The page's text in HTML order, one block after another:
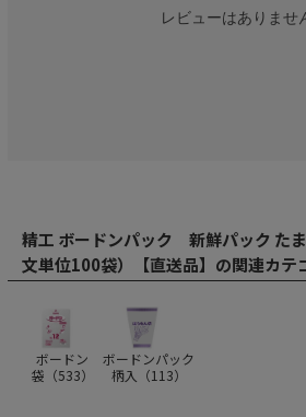
レビューはありませ
精工 ボードンパック 新鮮パック た
文単位100袋）【直送品】の関連カテ
ボードン
袋（533）
ボードンパック
柄入（113）